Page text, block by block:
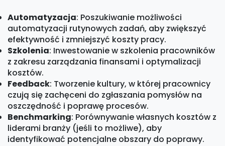
Automatyzacja: Poszukiwanie możliwości
automatyzacji rutynowych zadań, aby zwiększyć
efektywność i zmniejszyć koszty pracy.
Szkolenia: Inwestowanie w szkolenia pracowników
z zakresu zarządzania finansami i optymalizacji
kosztów.
Feedback: Tworzenie kultury, w której pracownicy
czują się zachęceni do zgłaszania pomysłów na
oszczędność i poprawę procesów.
Benchmarking: Porównywanie własnych kosztów z
liderami branży (jeśli to możliwe), aby
identyfikować potencjalne obszary do poprawy.